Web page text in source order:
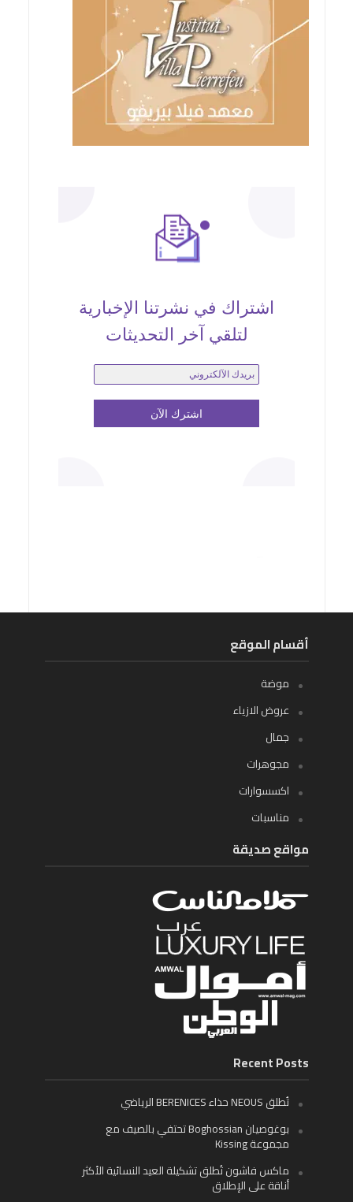
اشتراك في نشرتنا الإخبارية
لتلقي آخر التحديثات
أقسام الموقع
موضة
عروض الازياء
جمال
مجوهرات
اكسسوارات
مناسبات
مواقع صديقة
Recent Posts
تُطلق NEOUS حذاء BERENICES الرياضي
بوغوصيان Boghossian تحتفي بالصيف مع
مجموعة Kissing
ماكس فاشون تُطلق تشكيلة العيد النسائية الأكثر
أناقة على الإطلاق